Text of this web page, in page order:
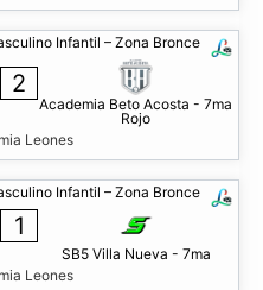
Infantil – Zona Bronce
2
Academia Beto Acosta - 7ma
Rojo
Leones
Infantil – Zona Bronce
1
SB5 Villa Nueva - 7ma
Leones